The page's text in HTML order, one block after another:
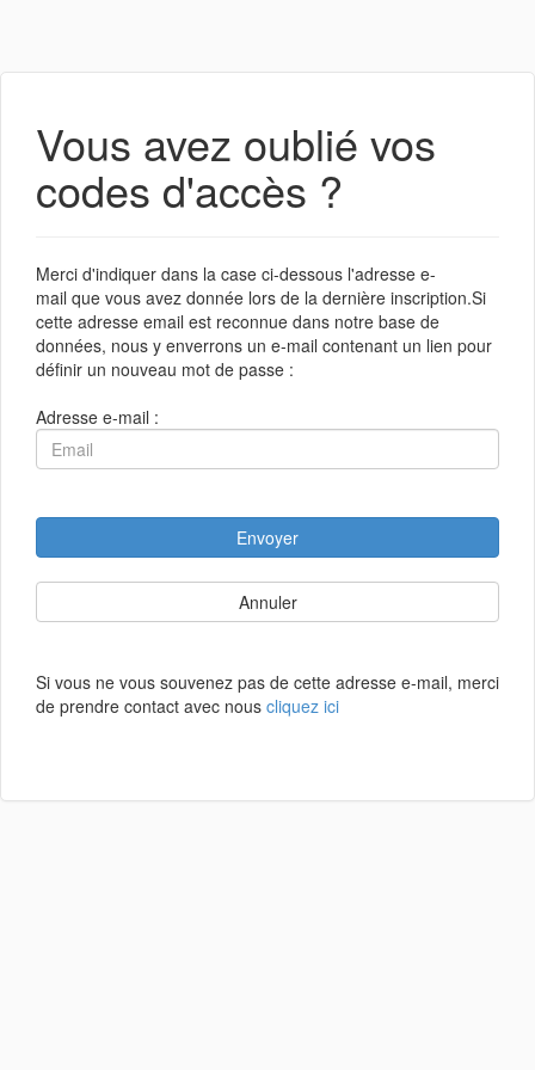
Vous avez oublié vos
codes d'accès ?
Merci d'indiquer dans la case ci-dessous l'adresse e-
mail que vous avez donnée lors de la dernière inscription.Si
cette adresse email est reconnue dans notre base de
données, nous y enverrons un e-mail contenant un lien pour
définir un nouveau mot de passe :
Adresse e-mail :
Envoyer
Annuler
Si vous ne vous souvenez pas de cette adresse e-mail, merci
de prendre contact avec nous cliquez ici